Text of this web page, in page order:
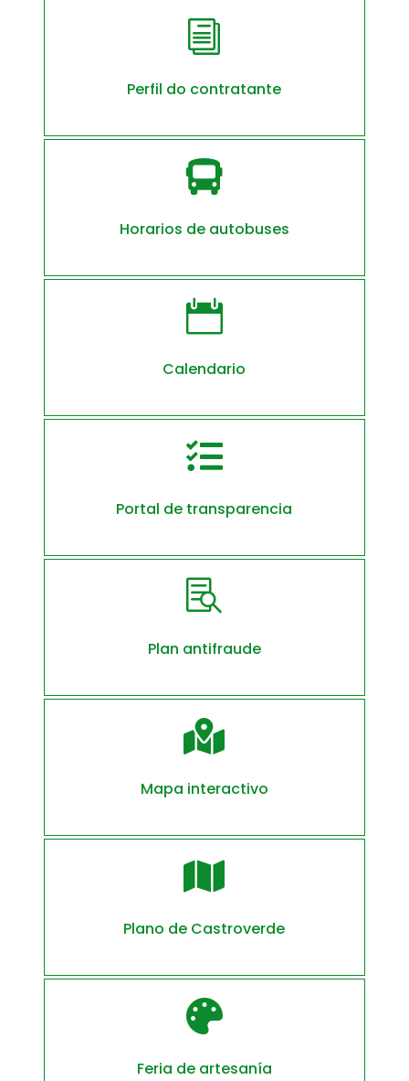
i
Perfil do contratante

Horarios de autobuses

Calendario

Portal de transparencia

Plan antifraude

Mapa interactivo

Plano de Castroverde

Feria de artesanía